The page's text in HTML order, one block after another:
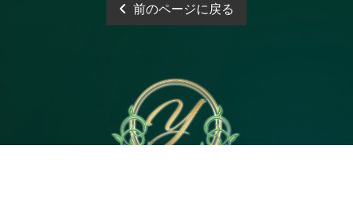
前のページに戻る